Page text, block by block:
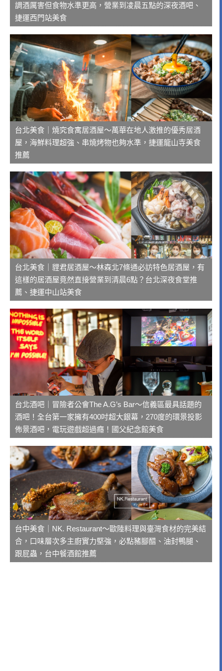
調酒厲害但食物水準更高，營業到凌晨五點的深夜酒吧、
捷運西門站美食
台北美食｜燒究食寓居酒屋～萬華在地人激推的優秀居酒
屋，海鮮料理超強、串燒烤物也夠水準，捷運龍山寺美食
推薦
台北美食｜貍君居酒屋～林森北7條通必訪特色居酒屋，有
這樣的居酒屋竟然直接營業到清晨6點？台北深夜食堂推
薦、捷運中山站美食
台北酒吧｜冒險者公會The A.G’s Bar～信義區最具話題的
酒吧！全台第一家擁有400吋超大銀幕，270度的環景投影
佈景酒吧，電玩遊戲超過癮！國父紀念館美食
台中美食｜NK. Restaurant～歐陸料理與臺灣食材的完美結
合，口味層次多主廚實力堅強，必點豬腳醋、油封鴨腿、
跟屁蟲，台中餐酒館推薦